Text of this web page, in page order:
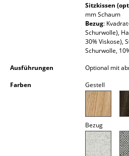
Hängeleuchten &
Schreibtischleuchten
Stehleuchten & Leseleuchten
Outdoor-Leuchten
Sitzkissen
mm Schaum
Bezug:
Schurwolle),
30% Viskose),
Schurwolle,
Ausführungen
Optional mit
Farben
Gestell
Bezug